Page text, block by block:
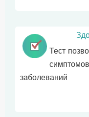
Тест
заболеваний